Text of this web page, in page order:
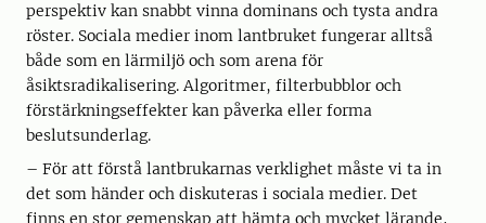
perspektiv kan snabbt vinna dominans och tysta andra
röster. Sociala medier inom lantbruket fungerar alltså
både som en lärmiljö och som arena för
åsiktsradikalisering. Algoritmer, filterbubblor och
förstärkningseffekter kan påverka eller forma
beslutsunderlag.
– För att förstå lantbrukarnas verklighet måste vi ta in
det som händer och diskuteras i sociala medier. Det
finns en stor gemenskap att hämta och mycket lärande,